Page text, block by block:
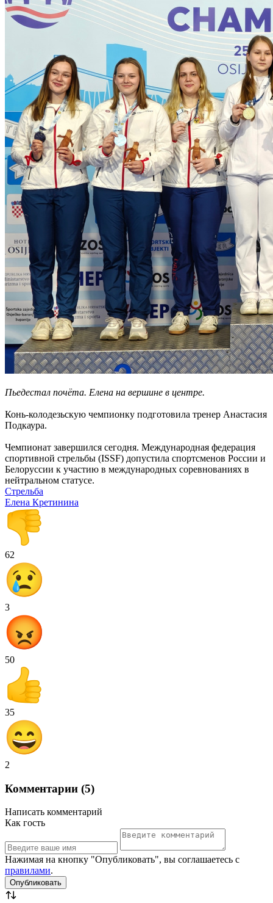
Пьедестал почёта. Елена на вершине в центре.
Конь-колодезьскую чемпионку подготовила тренер Анастасия
Подкаура.
Чемпионат завершился сегодня. Международная федерация
спортивной стрельбы (ISSF) допустила спортсменов России и
Белоруссии к участию в международных соревнованиях в
нейтральном статусе.
Стрельба
Елена Кретинина
62
3
50
35
2
Комментарии (5)
Написать комментарий
Как гость
Нажимая на кнопку "Опубликовать", вы соглашаетесь с
правилами.